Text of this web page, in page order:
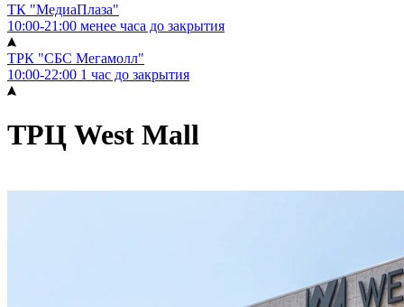
ТК "МедиаПлаза"
10:00-21:00 менее часа до закрытия
ТРК "СБС Мегамолл"
10:00-22:00 1 час до закрытия
ТРЦ West Mall